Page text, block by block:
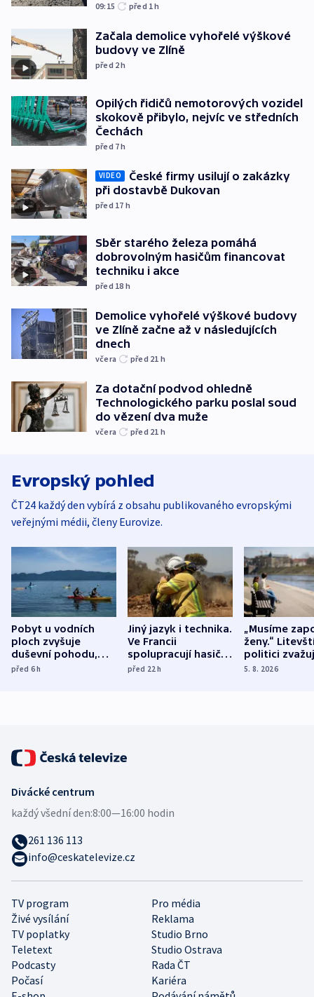
09:15 před 1h
Začala demolice vyhořelé výškové
budovy ve Zlíně
před 2h
Opilých řidičů nemotorových vozidel
skokově přibylo, nejvíc ve středních
Čechách
před 7h
VIDEO
České firmy usilují o zakázky
při dostavbě Dukovan
před 17 h
Sběr starého železa pomáhá
dobrovolným hasičům financovat
techniku i akce
před 18 h
Demolice vyhořelé výškové budovy
ve Zlíně začne až v následujících
dnech
včera před 21 h
Za dotační podvod ohledně
Technologického parku poslal soud
do vězení dva muže
včera před 21 h
Evropský pohled
ČT24 každý den vybírá z obsahu publikovaného evropskými
veřejnými médii, členy Eurovize.
Pobyt u vodních
ploch zvyšuje
duševní pohodu,
ukázala
před 6h
Jiný jazyk i technika.
Ve Francii
spolupracují hasiči z
různých zemí
před 22h
„Musíme
ženy.“
politici
dohodu o
5. 8. 2026
TV program
Pro média
Živé vysílání
Reklama
TV poplatky
Studio Brno
Teletext
Studio Ostrava
Podcasty
Rada ČT
Počasí
Kariéra
Divácké centrum
každý všední den:8:00—16:00 hodin
261 136 113
info@ceskatelevize.cz